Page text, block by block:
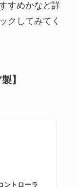
すめかなど詳
クしてみてく
】
ントローラ